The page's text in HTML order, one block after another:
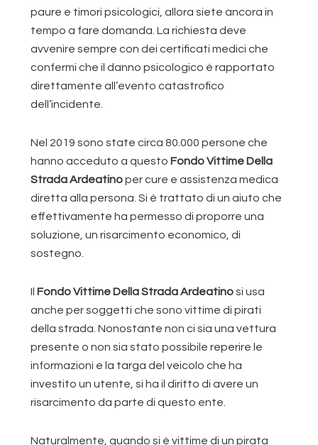
paure e timori psicologici, allora siete ancora in
tempo a fare domanda. La richiesta deve
avvenire sempre con dei certificati medici che
confermi che il danno psicologico è rapportato
direttamente all’evento catastrofico
dell’incidente.
Nel 2019 sono state circa 80.000 persone che
hanno acceduto a questo Fondo Vittime Della
Strada Ardeatinoper cure e assistenza medica
diretta alla persona. Si è trattato di un aiuto che
effettivamente ha permesso di proporre una
soluzione, un risarcimento economico, di
sostegno.
Il Fondo Vittime Della Strada Ardeatinosi usa
anche per soggetti che sono vittime di pirati
della strada. Nonostante non ci sia una vettura
presente o non sia stato possibile reperire le
informazioni e la targa del veicolo che ha
investito un utente, si ha il diritto di avere un
risarcimento da parte di questo ente.
Naturalmente, quando si è vittime di un pirata